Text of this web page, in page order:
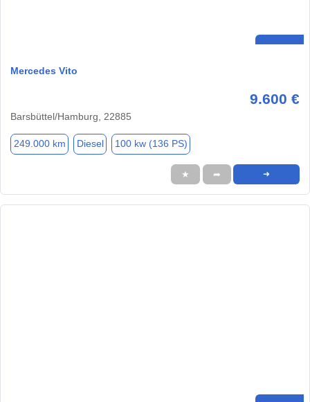
Mercedes Vito
9.600 €
Barsbüttel/Hamburg, 22885
249.000 km Diesel 100 kw (136 PS)
★ ➦ ➜